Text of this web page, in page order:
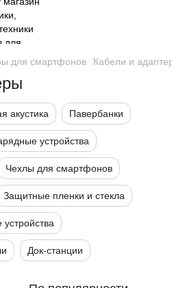
для смартфонов Кабели и
акустика Павербанки
устройства
Чехлы для смартфонов
Защитные пленки и стекла
Док-станции